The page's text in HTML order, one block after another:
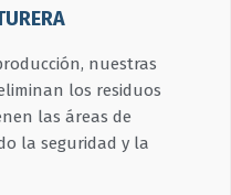
nuestras
los residuos
las áreas de
la seguridad y la